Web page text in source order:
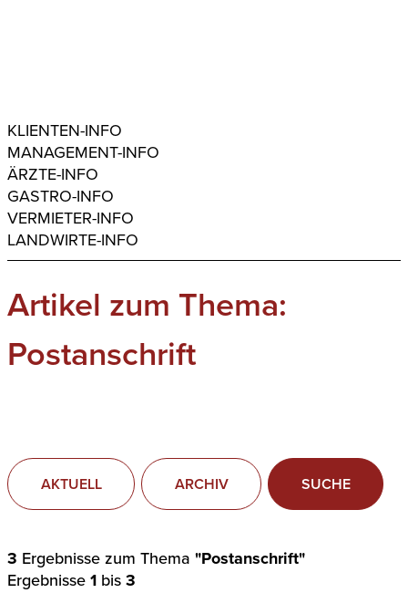
KLIENTEN-INFO
MANAGEMENT-INFO
ÄRZTE-INFO
GASTRO-INFO
VERMIETER-INFO
LANDWIRTE-INFO
Artikel zum Thema:
Postanschrift
AKTUELL ARCHIV SUCHE
3 Ergebnisse zum Thema "Postanschrift"
Ergebnisse 1 bis 3